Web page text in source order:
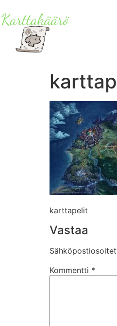
karttapelit
Vastaa
Kommentti *